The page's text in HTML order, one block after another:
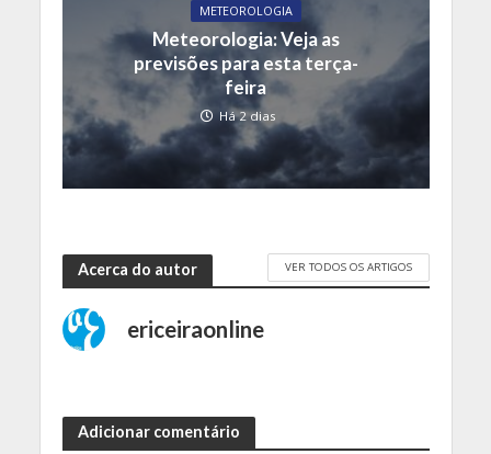
METEOROLOGIA
Meteorologia: Veja as
previsões para esta terça-
feira
Há 2 dias
Acerca do autor VER TODOS OS ARTIGOS
ericeiraonline
Adicionar comentário